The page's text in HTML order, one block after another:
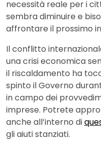
necessità reale per i
sembra diminuire e
affrontare il prossimo
Il conflitto
una crisi economica
il riscaldamento ha
spinto il Governo
in campo dei
imprese. Potrete
anche all’interno di
gli aiuti stanziati.